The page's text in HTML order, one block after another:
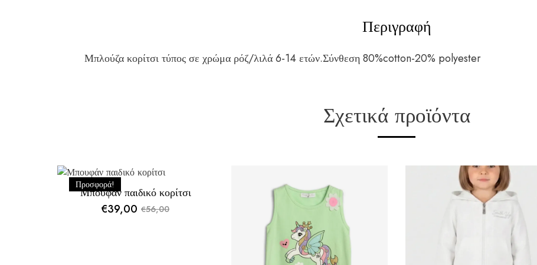
Περιγραφή
Μπλούζα κορίτσι τύπος σε χρώμα ρόζ/λιλά 6-14 ετών.Σύνθεση 80%cotton-20% polyester
Σχετικά προϊόντα
Προσφορά!
Μπουφάν παιδικό κορίτσι
€56,00
Original
€39,00Η